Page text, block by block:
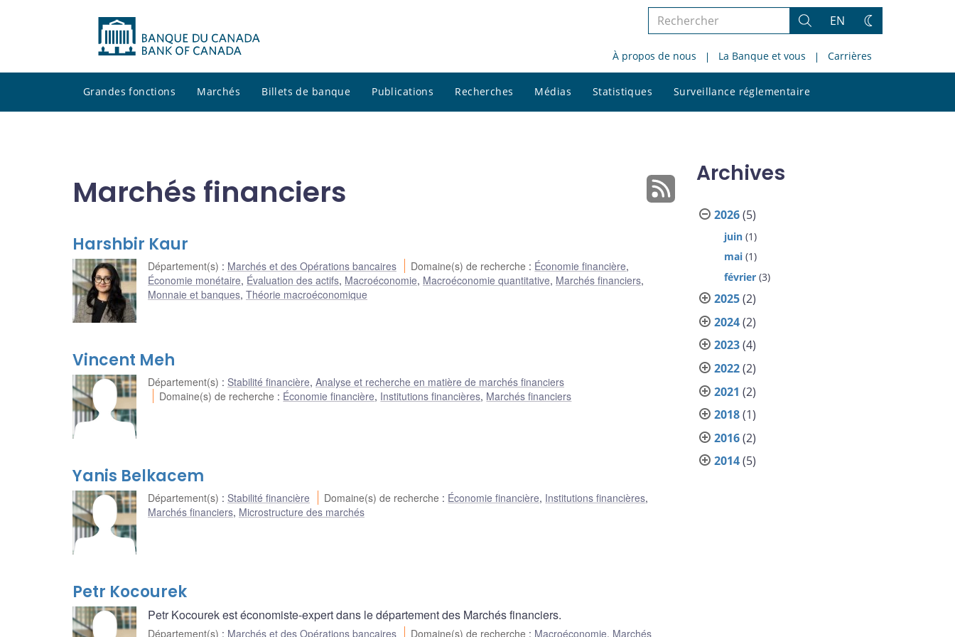
Rechercher
le
site
Rechercher
EN
Changez
thème
À propos de nous La Banque et vous Carrières
Grandes fonctions Marchés Billets de banque Publications Recherches Médias Statistiques Surveillance réglementaire
le
Marchés financiers
Harshbir Kaur
Département(s) : Marchés et des Opérations bancaires Domaine(s) de recherche : Économie financière,
Économie monétaire, Évaluation des actifs, Macroéconomie, Macroéconomie quantitative, Marchés financiers,
Monnaie et banques, Théorie macroéconomique
Vincent Meh
Département(s) : Stabilité financière, Analyse et recherche en matière de marchés financiers
Domaine(s) de recherche : Économie financière, Institutions financières, Marchés financiers
Yanis Belkacem
Département(s) : Stabilité financière Domaine(s) de recherche : Économie financière, Institutions financières,
Marchés financiers, Microstructure des marchés
Petr Kocourek
Petr Kocourek est économiste-expert dans le département des Marchés financiers.
Département(s) : Marchés et des Opérations bancaires Domaine(s) de recherche : Macroéconomie, Marchés
Archives
2026(5)
juin (1)
mai (1)
février (3)
2025(2)
2024(2)
2023(4)
2022(2)
2021 (2)
2018(1)
2016(2)
2014(5)